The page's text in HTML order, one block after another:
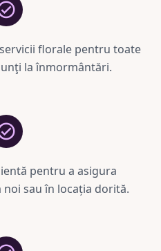
florale pentru toate
la înmormântări.
pentru a asigura
sau în locația dorită.